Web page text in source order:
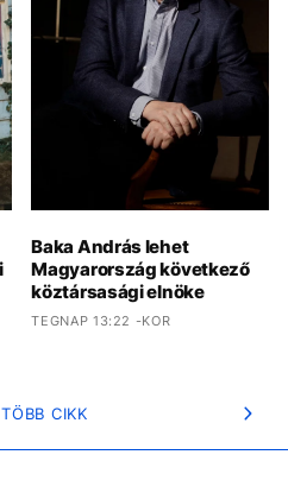
Baka András lehet
Magyarország következő
köztársasági elnöke
TEGNAP 13:22 -KOR
CIKK